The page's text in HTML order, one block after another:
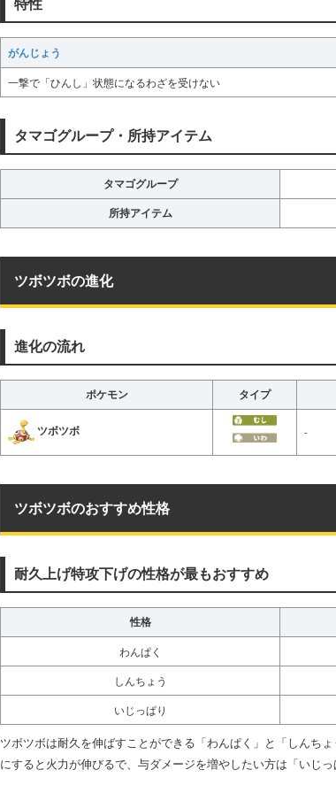
がんじょう
一撃で「ひんし」状態になるわざを受けない
タマゴグループ・所持アイテム
タマゴグループ
所持アイテム
ツボツボの進化
進化の流れ
ポケモン タイプ
ツボツボ -
ツボツボのおすすめ性格
耐久上げ特攻下げの性格が最もおすすめ
性格
わんぱく
しんちょう
いじっぱり
ツボツボは耐久を伸ばすことができる「わんぱく」と「しんち
にすると火力が伸びるで、与ダメージを増やしたい方は「いじっ